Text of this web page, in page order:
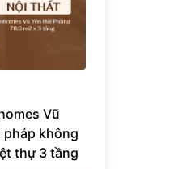
Vũ
pháp không
thự 3 tầng